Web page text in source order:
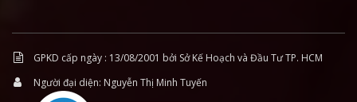
GPKD cấp ngày : 13/08/2001 bởi Sở Kế Hoạch và Đầu Tư TP. HCM
Người đại diện: Nguyễn Thị Minh Tuyến